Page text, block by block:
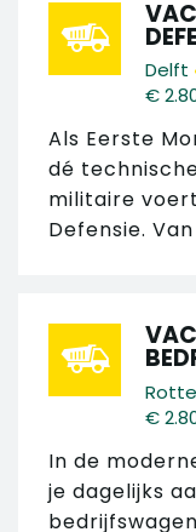
Delft
€
Als Eerste
dé
militaire
Defensie.
€
In de
je dagelijks